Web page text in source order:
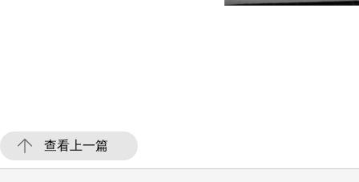
查看上一篇